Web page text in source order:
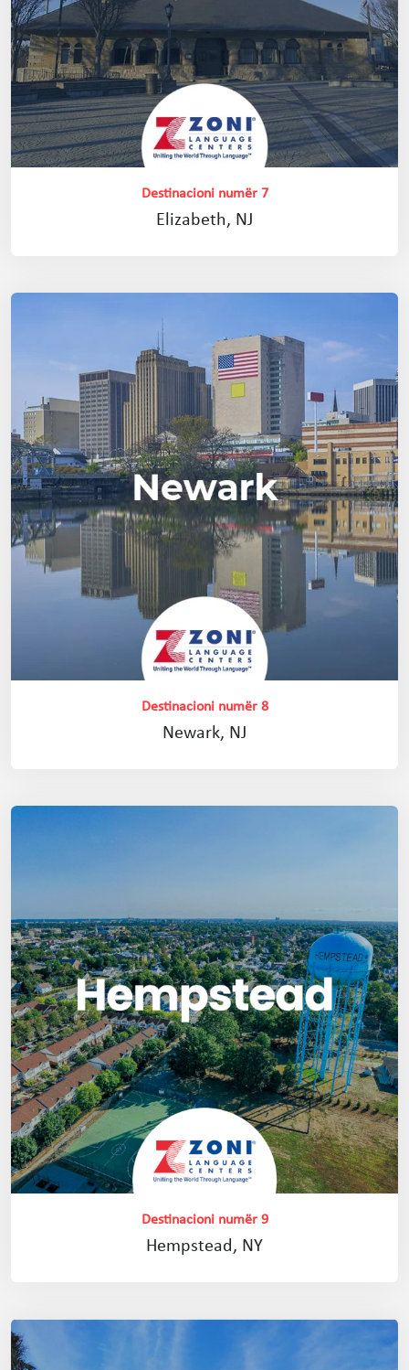
Destinacioni numër 7
Elizabeth, NJ
Destinacioni numër 8
Newark, NJ
Destinacioni numër 9
Hempstead, NY